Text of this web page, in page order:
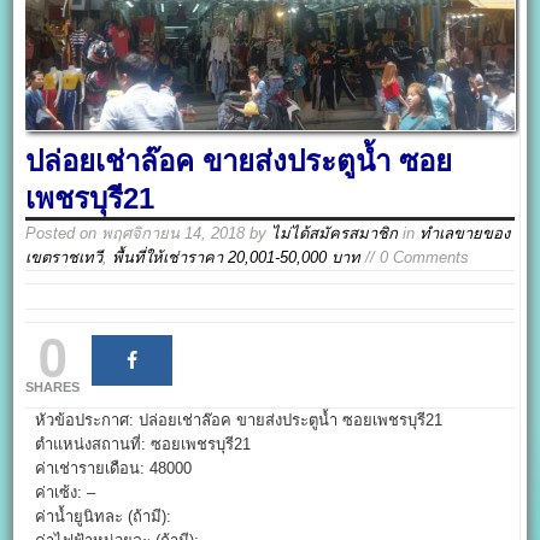
ปล่อยเช่าล๊อค ขายส่งประตูน้ำ ซอย
เพชรบุรี21
Posted on พฤศจิกายน 14, 2018 by ไม่ได้สมัครสมาชิก in ทำเลขายของ
เขตราชเทวี, พื้นที่ให้เช่าราคา 20,001-50,000 บาท// 0 Comments
0
SHARES
หัวข้อประกาศ: ปล่อยเช่าล๊อค ขายส่งประตูน้ำ ซอยเพชรบุรี21
ตำแหน่งสถานที่: ซอยเพชรบุรี21
ค่าเช่ารายเดือน: 48000
ค่าเซ้ง: –
ค่าน้ำยูนิทละ (ถ้ามี):